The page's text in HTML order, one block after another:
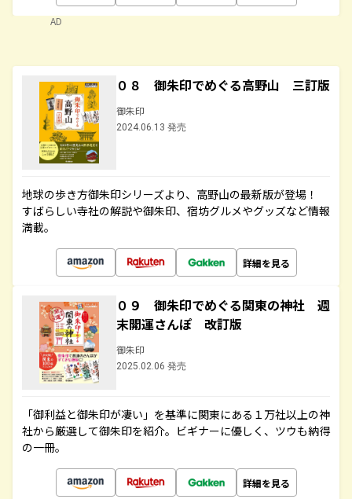
AD
０８ 御朱印でめぐる高野山 三訂版
御朱印
2024.06.13 発売
地球の歩き方御朱印シリーズより、高野山の最新版が登場！
すばらしい寺社の解説や御朱印、宿坊グルメやグッズなど情報
満載。
詳細を見る
０９ 御朱印でめぐる関東の神社 週
末開運さんぽ 改訂版
御朱印
2025.02.06 発売
「御利益と御朱印が凄い」を基準に関東にある１万社以上の神
社から厳選して御朱印を紹介。ビギナーに優しく、ツウも納得
の一冊。
詳細を見る